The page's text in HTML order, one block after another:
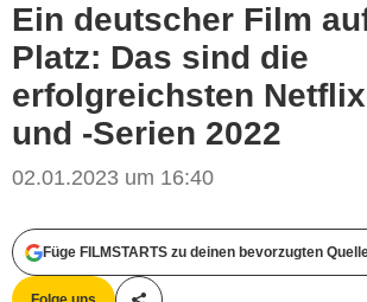
Ein deutscher Film
Platz: Das sind die
erfolgreichsten
und -Serien 2022
02.01.2023 um 16:40
Füge FILMSTARTS zu deinen bevorzugten